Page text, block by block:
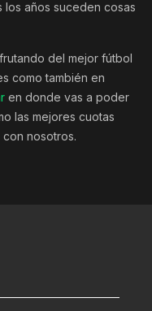
los años suceden cosas
del mejor fútbol
como también en
en donde vas a poder
las mejores cuotas
nosotros.